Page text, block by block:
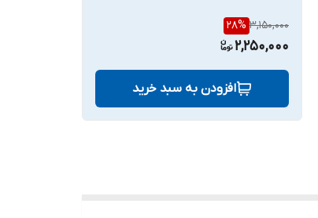
3,150,000
28%
2,250,000
افزودن به سبد خرید